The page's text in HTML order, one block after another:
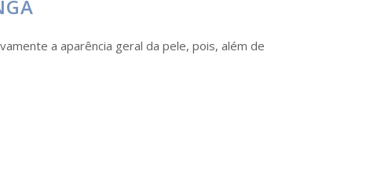
a aparência geral da pele, pois, além de